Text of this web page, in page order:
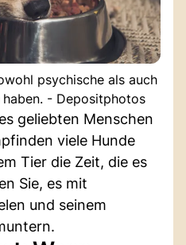
psychische als auch
- Depositphotos
geliebten Menschen
viele Hunde
Tier die Zeit, die es
Sie, es mit
und seinem